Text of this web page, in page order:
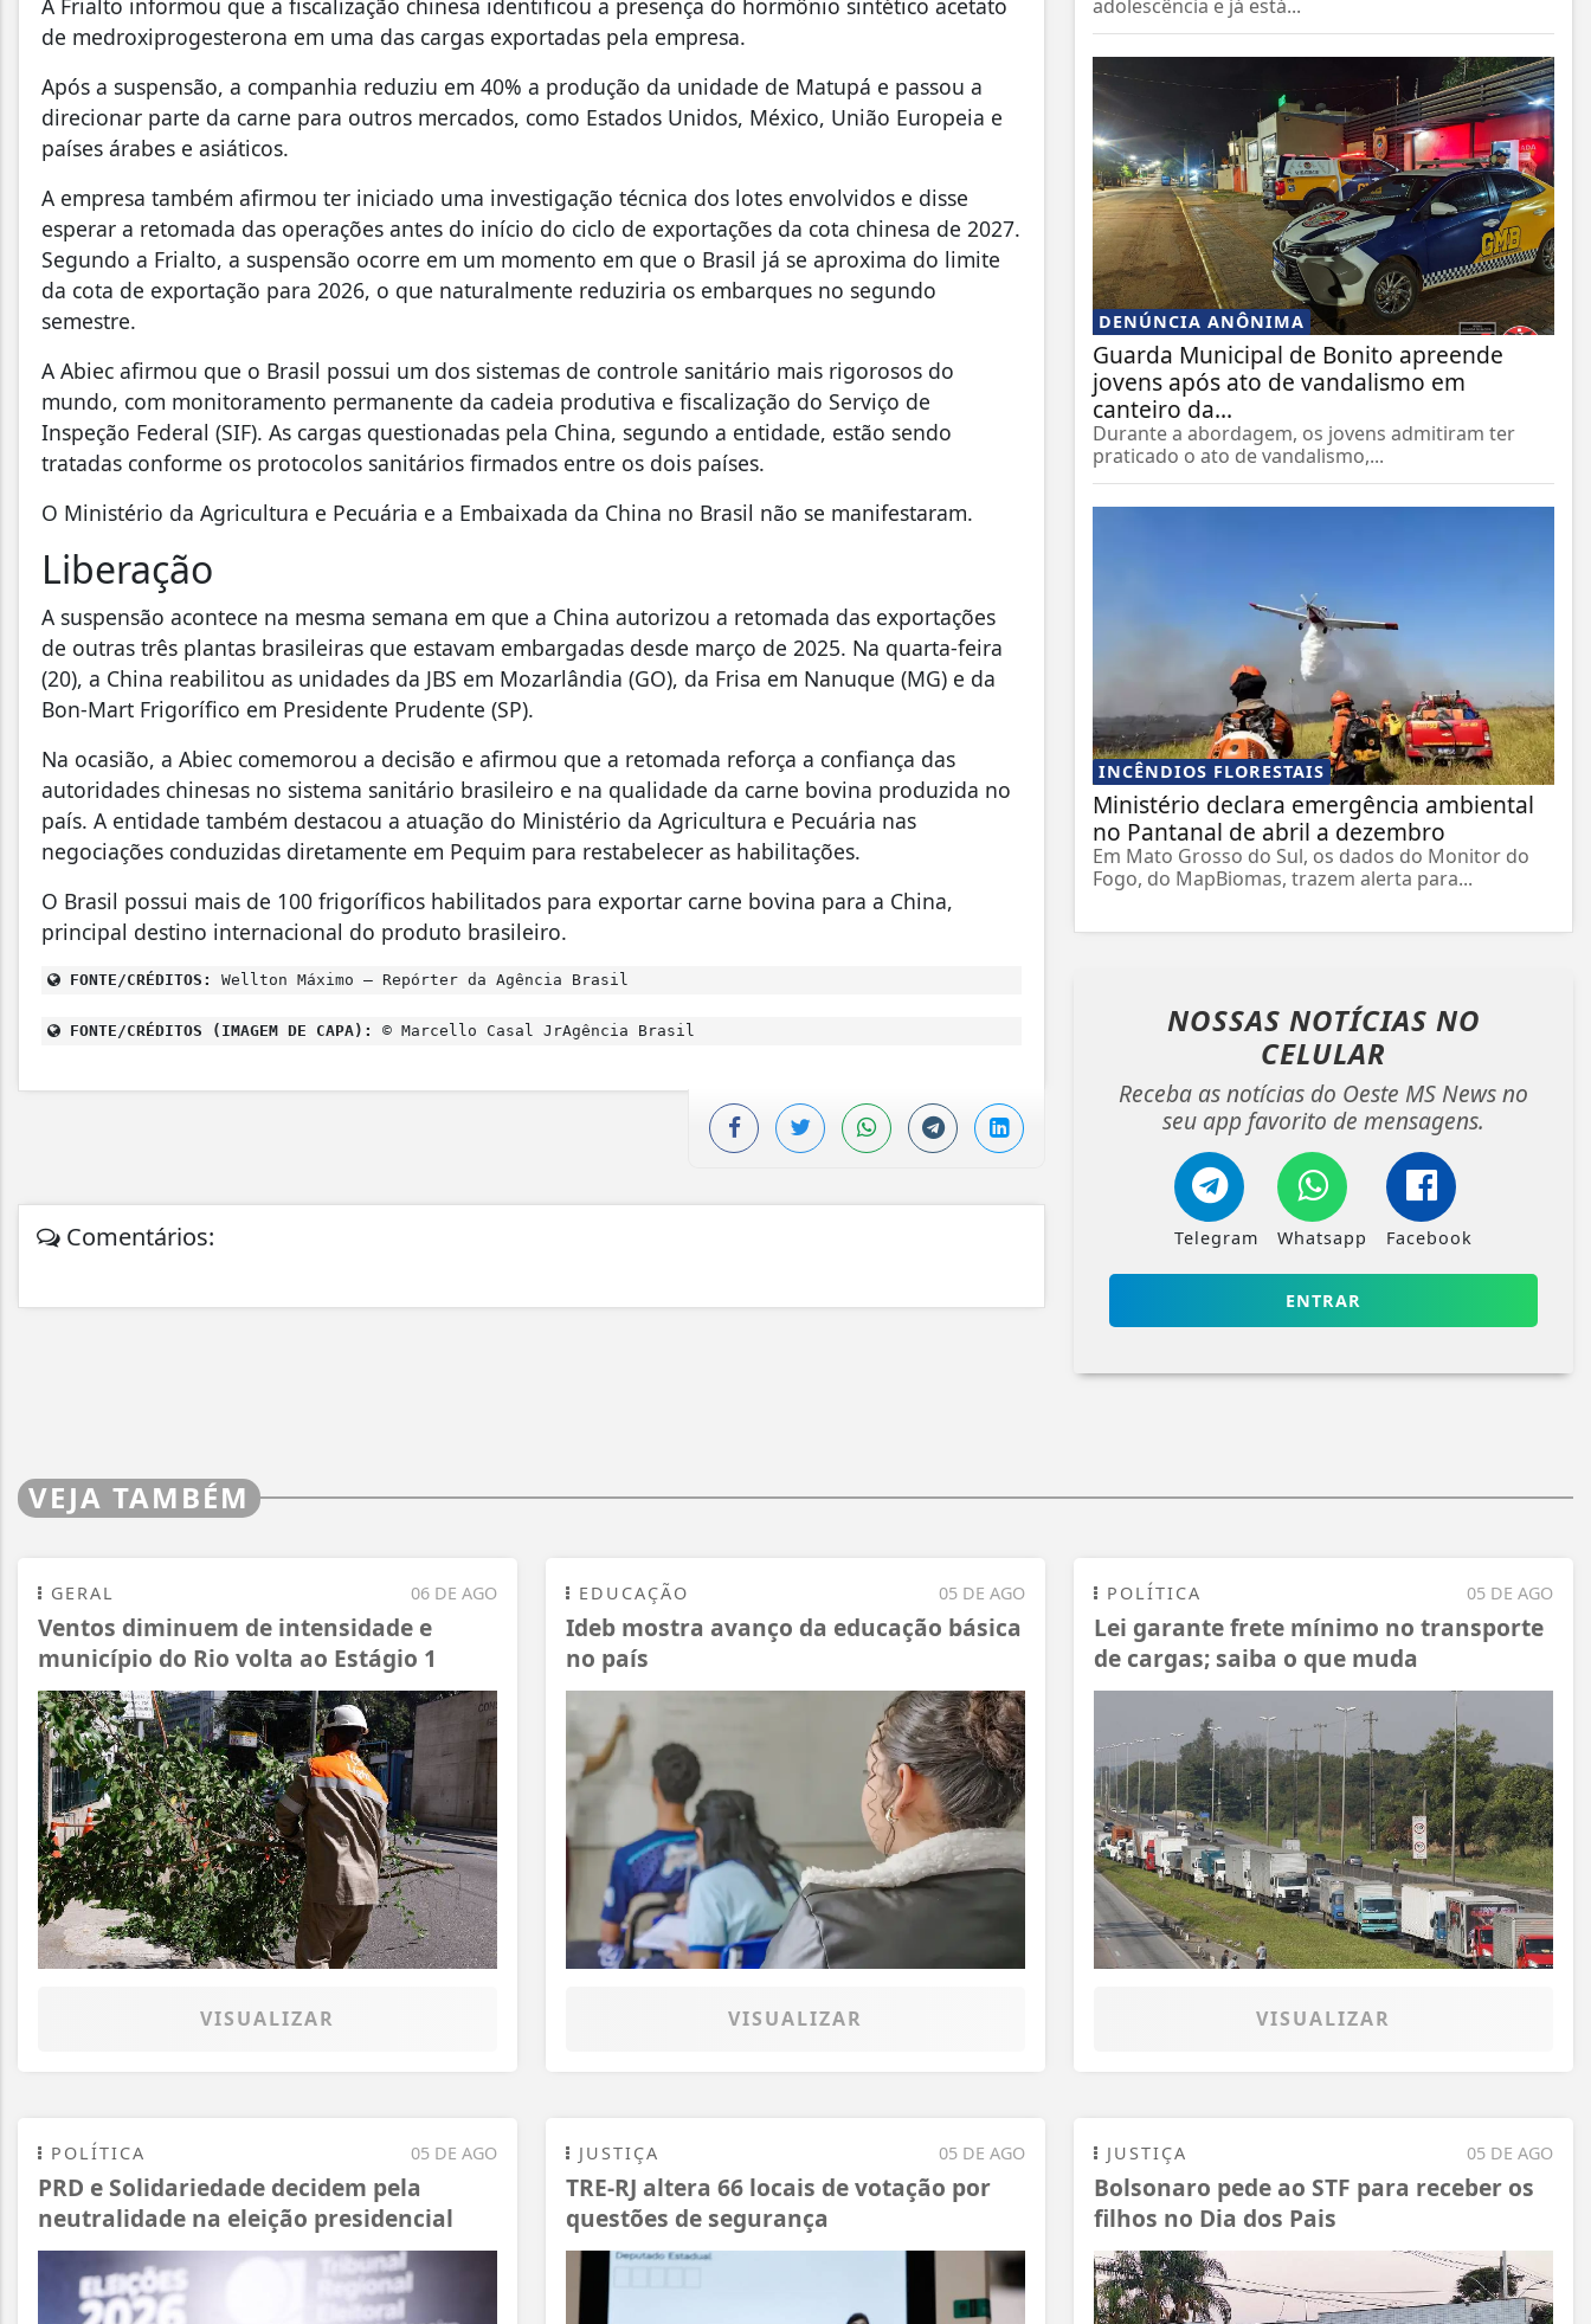
de medroxiprogesterona em uma das cargas exportadas pela empresa.
Após a suspensão, a companhia reduziu em 40% a produção da unidade de Matupá e passou a
direcionar parte da carne para outros mercados, como Estados Unidos, México, União Europeia e
países árabes e asiáticos.
A empresa também afirmou ter iniciado uma investigação técnica dos lotes envolvidos e disse
esperar a retomada das operações antes do início do ciclo de exportações da cota chinesa de 2027.
Segundo a Frialto, a suspensão ocorre em um momento em que o Brasil já se aproxima do limite
da cota de exportação para 2026, o que naturalmente reduziria os embarques no segundo
semestre.
A Abiec afirmou que o Brasil possui um dos sistemas de controle sanitário mais rigorosos do
mundo, com monitoramento permanente da cadeia produtiva e fiscalização do Serviço de
Inspeção Federal (SIF). As cargas questionadas pela China, segundo a entidade, estão sendo
tratadas conforme os protocolos sanitários firmados entre os dois países.
O Ministério da Agricultura e Pecuária e a Embaixada da China no Brasil não se manifestaram.
Liberação
A suspensão acontece na mesma semana em que a China autorizou a retomada das exportações
de outras três plantas brasileiras que estavam embargadas desde março de 2025. Na quarta-feira
(20), a China reabilitou as unidades da JBS em Mozarlândia (GO), da Frisa em Nanuque (MG) e da
Bon-Mart Frigorífico em Presidente Prudente (SP).
Na ocasião, a Abiec comemorou a decisão e afirmou que a retomada reforça a confiança das
autoridades chinesas no sistema sanitário brasileiro e na qualidade da carne bovina produzida no
país. A entidade também destacou a atuação do Ministério da Agricultura e Pecuária nas
negociações conduzidas diretamente em Pequim para restabelecer as habilitações.
O Brasil possui mais de 100 frigoríficos habilitados para exportar carne bovina para a China,
principal destino internacional do produto brasileiro.
FONTE/CRÉDITOS: Wellton Máximo – Repórter da Agência Brasil
FONTE/CRÉDITOS (IMAGEM DE CAPA): © Marcello Casal JrAgência Brasil
Comentários:
adolescência e já está...
DENÚNCIA ANÔNIMA
Guarda Municipal de Bonito apreende
jovens após ato de vandalismo em
canteiro da...
Durante a abordagem, os jovens admitiram ter
praticado o ato de vandalismo,...
INCÊNDIOS FLORESTAIS
Ministério declara emergência ambiental
no Pantanal de abril a dezembro
Em Mato Grosso do Sul, os dados do Monitor do
Fogo, do MapBiomas, trazem alerta para...
NOSSAS NOTÍCIAS NO
CELULAR
Receba as notícias do Oeste MS News no
seu app favorito de mensagens.
Telegram Whatsapp Facebook
ENTRAR
VEJA TAMBÉM
06 DE AGO
GERAL
Ventos diminuem de intensidade e
município do Rio volta ao Estágio 1
VISUALIZAR
05 DE AGO
EDUCAÇÃO
Ideb mostra avanço da educação básica
no país
VISUALIZAR
05 DE AGO
POLÍTICA
Lei garante frete mínimo no transporte
de cargas; saiba o que muda
VISUALIZAR
05 DE AGO
POLÍTICA
PRD e Solidariedade decidem pela
neutralidade na eleição presidencial
05 DE AGO
JUSTIÇA
TRE-RJ altera 66 locais de votação por
questões de segurança
05 DE AGO
JUSTIÇA
Bolsonaro pede ao STF para receber os
filhos no Dia dos Pais